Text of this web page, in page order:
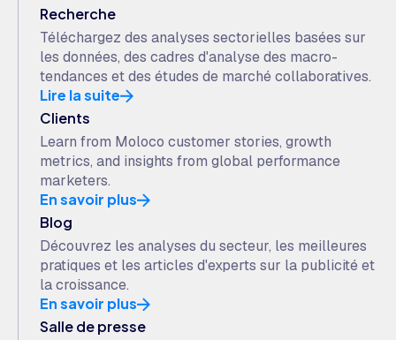
Recherche
Téléchargez des analyses sectorielles basées sur
les données, des cadres d'analyse des macro-
tendances et des études de marché collaboratives.
Lire la suite
Clients
Learn from Moloco customer stories, growth
metrics, and insights from global performance
marketers.
En savoir plus
Blog
Découvrez les analyses du secteur, les meilleures
pratiques et les articles d'experts sur la publicité et
la croissance.
En savoir plus
Salle de presse